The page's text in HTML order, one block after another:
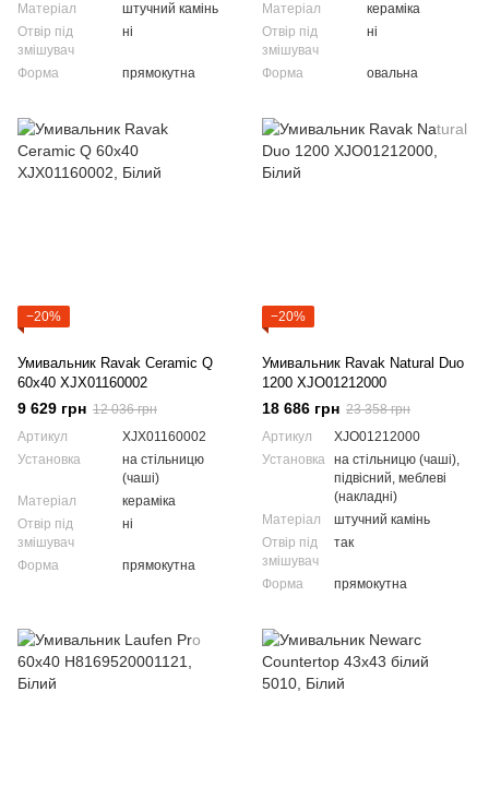
Матеріал
штучний камінь
Отвір під
змішувач
ні
Форма прямокутна
Матеріал
кераміка
Отвір під
змішувач
ні
Форма овальна
−20%
Умивальник Ravak Ceramic Q
60x40 XJX01160002
9 629 грн 12 036 грн
Артикул
XJX01160002
Установка
на стільницю
(чаші)
Матеріал
кераміка
Отвір під
змішувач
ні
Форма прямокутна
−20%
Умивальник Ravak Natural Duo
1200 XJO01212000
18 686 грн 23 358 грн
Артикул
XJO01212000
Установка на стільницю (чаші),
підвісний, меблеві
(накладні)
Матеріал
штучний камінь
Отвір під
змішувач
так
Форма прямокутна